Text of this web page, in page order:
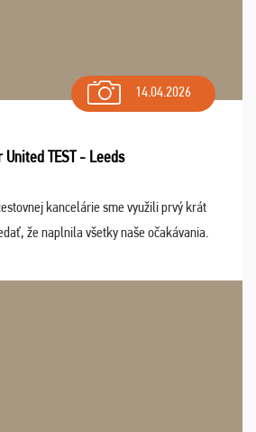
14.04.2026
United TEST - Leeds
kancelárie sme využili prvý krát
že naplnila všetky naše očakávania.
(milí, profesionálni ...